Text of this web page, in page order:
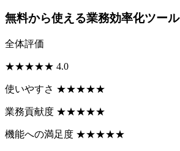
無料から使える業務効率化ツール
全体評価
★★★★★ 4.0
使いやすさ ★★★★★
業務貢献度 ★★★★★
機能への満足度 ★★★★★